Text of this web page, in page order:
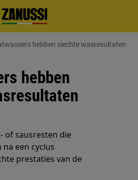
hebben slechte wasresultaten
hebben
of sausresten die
een cyclus
prestaties van de